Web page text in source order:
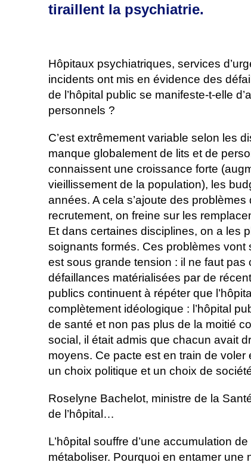
tiraillent la psychiatrie.
Hôpitaux psychiatriques, services
incidents ont mis en évidence des
de l’hôpital public se manifeste-t-elle
personnels ?
C’est extrêmement variable selon les
manque globalement de lits et de
connaissent une croissance forte
vieillissement de la population), les
années. A cela s’ajoute des
recrutement, on freine sur les
Et dans certaines disciplines, on a les
soignants formés. Ces problèmes vont
est sous grande tension : il ne faut pas
défaillances matérialisées par de
publics continuent à répéter que
complètement idéologique : l’hôpital
de santé et non pas plus de la moitié
social, il était admis que chacun avait
moyens. Ce pacte est en train de voler
un choix politique et un choix de
Roselyne Bachelot, ministre de la
de l’hôpital…
L’hôpital souffre d’une accumulation
métaboliser. Pourquoi en entamer une